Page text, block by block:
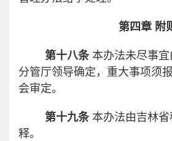
第四章 附
第十八条 本办法未尽事
分管厅领导确定，重大事项须
会审定。
第十九条 本办法由吉林
释。